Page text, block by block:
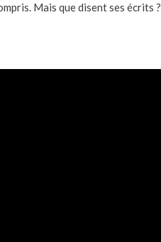
Mais que disent ses écrits ?